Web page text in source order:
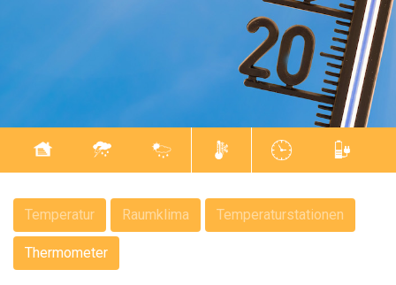
Temperatur Raumklima Temperaturstationen
Thermometer